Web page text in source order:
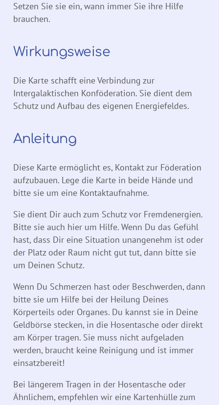
Setzen Sie sie ein, wann immer Sie ihre Hilfe
brauchen.
Wirkungsweise
Die Karte schafft eine Verbindung zur
Intergalaktischen Konföderation. Sie dient dem
Schutz und Aufbau des eigenen Energiefeldes.
Anleitung
Diese Karte ermöglicht es, Kontakt zur Föderation
aufzubauen. Lege die Karte in beide Hände und
bitte sie um eine Kontaktaufnahme.
Sie dient Dir auch zum Schutz vor Fremd­energien.
Bitte sie auch hier um Hilfe. Wenn Du das Gefühl
hast, dass Dir eine Situation ­unan­genehm ist oder
der Platz oder Raum nicht gut tut, dann bitte sie
um Deinen Schutz.
Wenn Du Schmerzen hast oder Beschwerden, dann
bitte sie um Hilfe bei der Heilung Deines
Körperteils oder Organes. Du kannst sie in Deine
Geldbörse stecken, in die Hosentasche oder direkt
am Körper tragen. Sie muss nicht aufgeladen
werden, braucht keine Reinigung und ist immer
einsatzbereit!
Bei längerem Tragen in der Hosentasche oder
Ähnlichem, empfehlen wir eine Kartenhülle zum